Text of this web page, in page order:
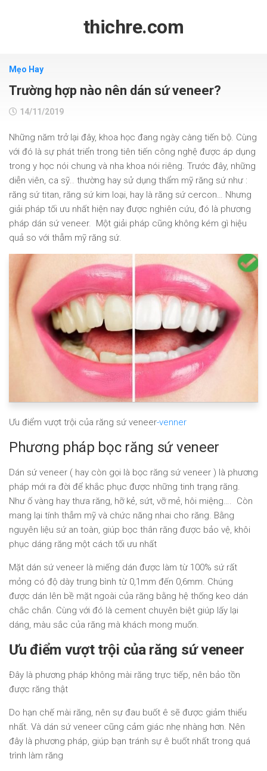
thichre.com
Mẹo Hay
Trường hợp nào nên dán sứ veneer?
14/11/2019
Những năm trở lại đây, khoa học đang ngày càng tiến bộ. Cùng
với đó là sự phát triển trong tiên tiến công nghệ được áp dụng
trong y học nói chung và nha khoa nói riêng. Trước đây, những
diễn viên, ca sỹ.. thường hay sử dụng thẩm mỹ răng sứ như :
răng sứ titan, răng sứ kim loại, hay là răng sứ cercon… Nhưng
giải pháp tối ưu nhất hiện nay được nghiên cứu, đó là phương
pháp dán sứ veneer. Một giải pháp cũng không kém gì hiệu
quả so với thẫm mỹ răng sứ.
Ưu điểm vượt trội của răng sứ veneer-venner
Phương pháp bọc răng sứ veneer
Dán sứ veneer ( hay còn gọi là bọc răng sứ veneer ) là phương
pháp mới ra đời để khắc phục được những tinh trạng răng.
Như ố vàng hay thưa răng, hỡ kẻ, sứt, vỡ mẻ, hôi miệng…. Còn
mang lại tính thẫm mỹ và chức năng nhai cho răng. Bằng
nguyên liệu sứ an toàn, giúp bọc thân răng được bảo vệ, khôi
phục dáng răng một cách tối ưu nhất
Mặt dán sứ veneer là miếng dán được làm từ 100% sứ rất
mỏng có độ dày trung bình từ 0,1mm đến 0,6mm. Chúng
được dán lên bề mặt ngoài của răng bằng hệ thống keo dán
chắc chắn. Cùng với đó là cement chuyên biệt giúp lấy lại
dáng, màu sắc của răng mà khách mong muốn.
Ưu điểm vượt trội của răng sứ veneer
Đây là phương pháp không mài răng trực tiếp, nên bảo tồn
được răng thật
Do hạn chế mài răng, nên sự đau buốt ê sẽ được giảm thiểu
nhất. Và dán sứ veneer cũng cảm giác nhẹ nhàng hơn. Nên
đây là phương pháp, giúp bạn tránh sự ê buốt nhất trong quá
trình làm răng